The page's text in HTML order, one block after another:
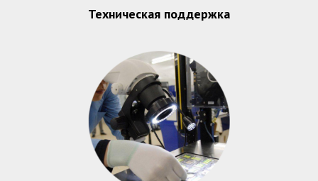
Техническая поддержка